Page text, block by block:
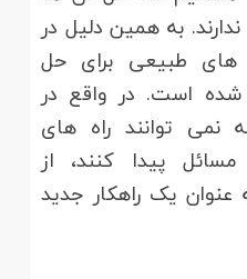
به همین دلیل در
های طبیعی برای حل
شده است. در واقع در
نمی توانند راه های
پیدا کنند، از
یک راهکار جدید